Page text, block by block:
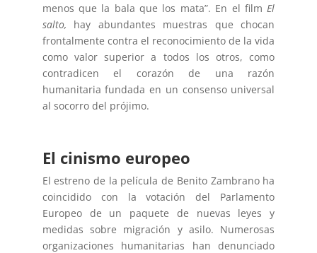
menos que la bala que los mata”. En el film El
salto, hay abundantes muestras que chocan
frontalmente contra el reconocimiento de la vida
como valor superior a todos los otros, como
contradicen el corazón de una razón
humanitaria fundada en un consenso universal
al socorro del prójimo.
El cinismo europeo
El estreno de la película de Benito Zambrano ha
coincidido con la votación del Parlamento
Europeo de un paquete de nuevas leyes y
medidas sobre migración y asilo. Numerosas
organizaciones humanitarias han denunciado